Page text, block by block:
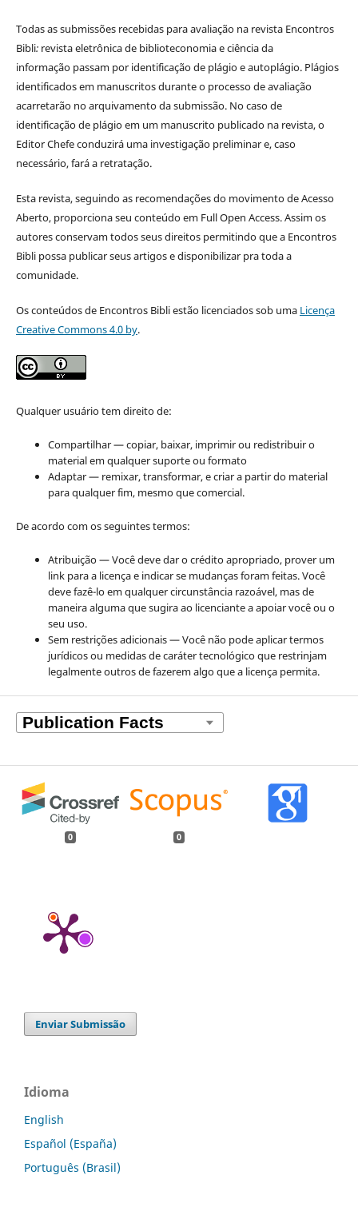
Todas as submissões recebidas para avaliação na revista Encontros
Bibli: revista eletrônica de biblioteconomia e ciência da
informaçãopassam por identificação de plágio e autoplágio. Plágios
identificados em manuscritos durante o processo de avaliação
acarretarão no arquivamento da submissão. No caso de
identificação de plágio em um manuscrito publicado na revista, o
Editor Chefe conduzirá uma investigação preliminar e, caso
necessário, fará a retratação.
Esta revista, seguindo as recomendações do movimento de Acesso
Aberto, proporciona seu conteúdo em Full Open Access. Assim os
autores conservam todos seus direitos permitindo que a Encontros
Bibli possa publicar seus artigos e disponibilizar pra toda a
comunidade.
Os conteúdos de Encontros Bibli estão licenciados sob uma Licença
Creative Commons 4.0 by.
Qualquer usuário tem direito de:
Compartilhar — copiar, baixar, imprimir ou redistribuir o
material em qualquer suporte ou formato
Adaptar — remixar, transformar, e criar a partir do material
para qualquer fim, mesmo que comercial.
De acordo com os seguintes termos:
Atribuição — Você deve dar o crédito apropriado, prover um
link para a licença e indicar se mudanças foram feitas. Você
deve fazê-lo em qualquer circunstância razoável, mas de
maneira alguma que sugira ao licenciante a apoiar você ou o
seu uso.
Sem restrições adicionais — Você não pode aplicar termos
jurídicos ou medidas de caráter tecnológico que restrinjam
legalmente outros de fazerem algo que a licença permita.
0 0
Enviar Submissão
Idioma
English
Español (España)
Português (Brasil)